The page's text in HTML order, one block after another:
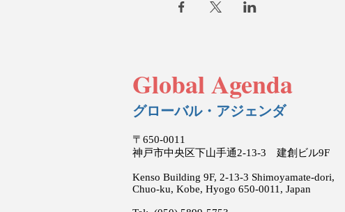
Global Agenda
グローバル・アジェンダ
〒650-0011
神戸市中央区下山手通2-13-3 建創ビル9F
Kenso Building 9F, 2-13-3 Shimoyamate-dori,
Chuo-ku, Kobe, Hyogo 650-0011, Japan